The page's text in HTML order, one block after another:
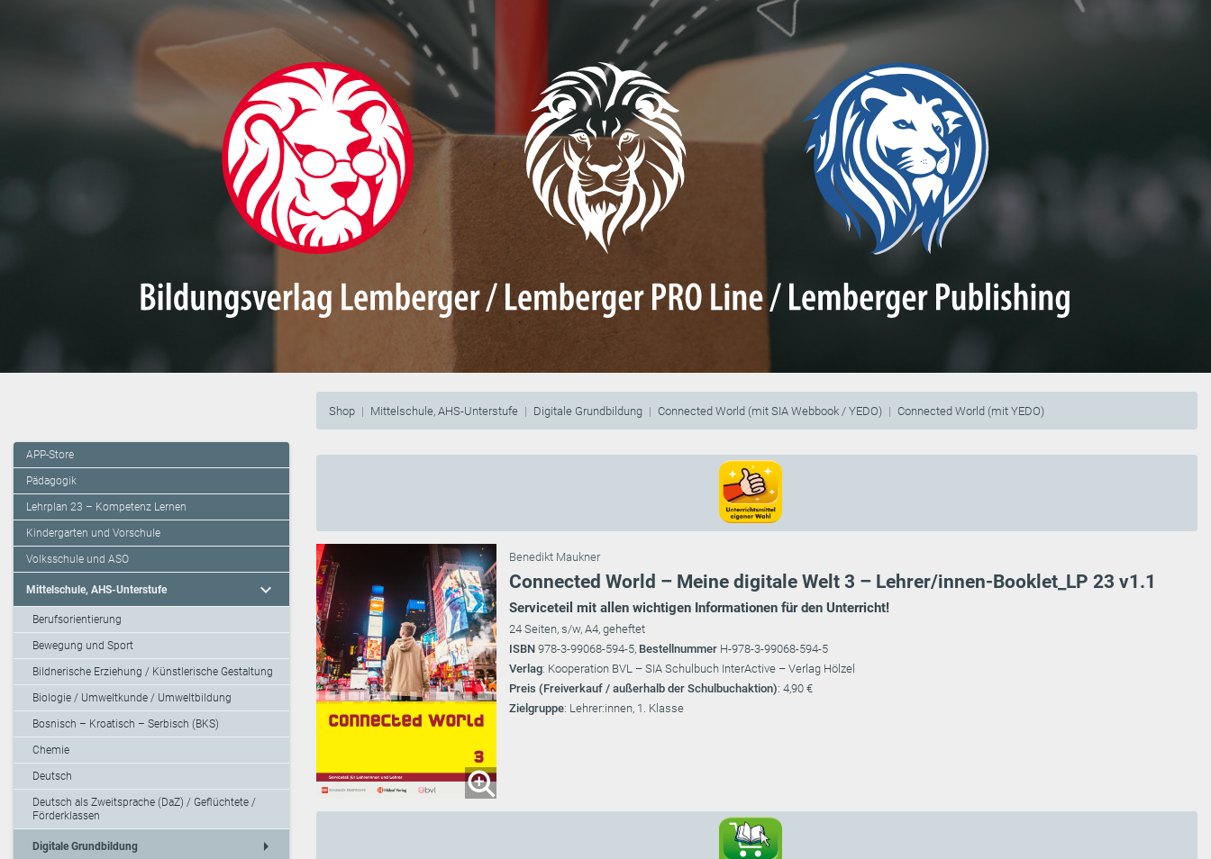
Shop Mittelschule, AHS-Unterstufe Digitale Grundbildung Connected World (mit SIA Webbook / YEDO) Connected World (mit YEDO)
APP-Store
Pädagogik
Lehrplan 23 – Kompetenz Lernen
Kindergarten und Vorschule
Volksschule und ASO
Mittelschule, AHS-Unterstufe expand_more
Berufsorientierung
Bewegung und Sport
Bildnerische Erziehung / Künstlerische Gestaltung
Biologie / Umweltkunde / Umweltbildung
Bosnisch – Kroatisch – Serbisch (BKS)
Chemie
Deutsch
Deutsch als Zweitsprache (DaZ) / Geflüchtete /
Förderklassen
Digitale Grundbildung arrow_right
Benedikt Maukner
Connected World – Meine digitale Welt 3 – Lehrer/innen-Booklet_LP 23 v1.1
Serviceteil mit allen wichtigen Informationen für den Unterricht!
24 Seiten, s/w, A4, geheftet
ISBN 978-3-99068-594-5, Bestellnummer H-978-3-99068-594-5
Verlag: Kooperation BVL – SIA Schulbuch InterActive – Verlag Hölzel
Preis (Freiverkauf / außerhalb der Schulbuchaktion): 4,90 €
Zielgruppe: Lehrer:innen, 1. Klasse